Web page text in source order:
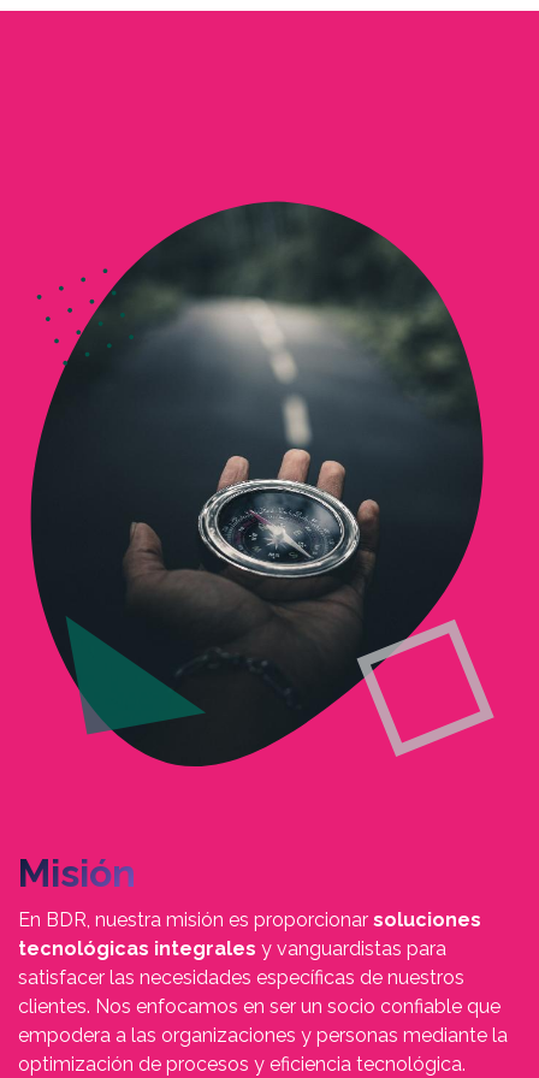
Misión
En BDR, nuestra misión es proporcionar soluciones
tecnológicas integrales y vanguardistas para
satisfacer las necesidades específicas de nuestros
clientes. Nos enfocamos en ser un socio confiable que
empodera a las organizaciones y personas mediante la
optimización de procesos y eficiencia tecnológica.